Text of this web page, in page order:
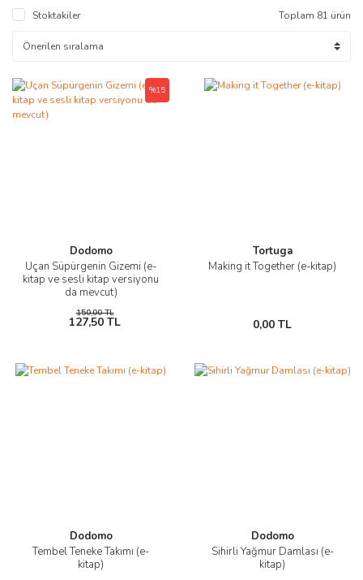
Stoktakiler Toplam 81 ürün
Dodomo
Uçan Süpürgenin Gizemi (e-
kitap ve sesli kitap versiyonu
da mevcut)
%15
150,00 TL
127,50 TL
Tortuga
Making it Together (e-kitap)
0,00 TL
Dodomo
Tembel Teneke Takımı (e-
kitap)
Dodomo
Sihirli Yağmur Damlası (e-
kitap)